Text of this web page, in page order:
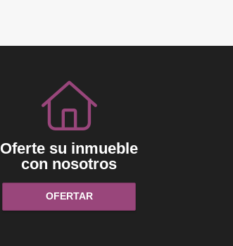
Oferte su inmueble
con nosotros
OFERTAR